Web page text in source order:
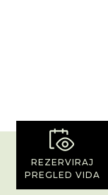
REZERVIRAJ
PREGLED VIDA